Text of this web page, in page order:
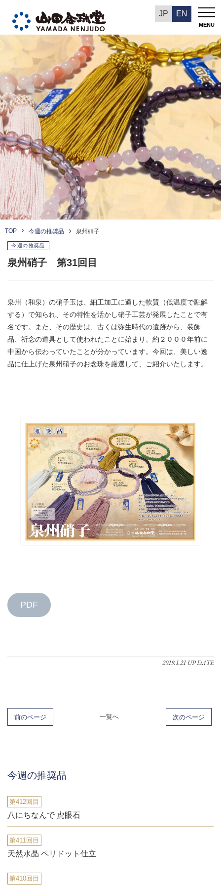
JP EN
MENU
今週の推奨品
TOP 今週の推奨品 泉州硝子
今週の推奨品
泉州硝子 第31回目
泉州（和泉）の硝子玉は、細工加工に適した軟質（低温度で融解
する）で知られ、その特性を活かし硝子工芸が発展したことで有
名です。また、その歴史は、古くは弥生時代の遺跡から、装飾
品、祈念の道具として使われたことに始まり、約２０００年前に
中国から伝わっていたことが分かっています。今回は、美しい逸
品に仕上げた泉州硝子のお念珠を厳選して、ご紹介いたします。
PDF
2019.1.21 UP DATE
前のページ 一覧へ 次のページ
今週の推奨品
第412回目
八にちなんで 虎眼石
第411回目
天然水晶 ペリドット仕立
第410回目